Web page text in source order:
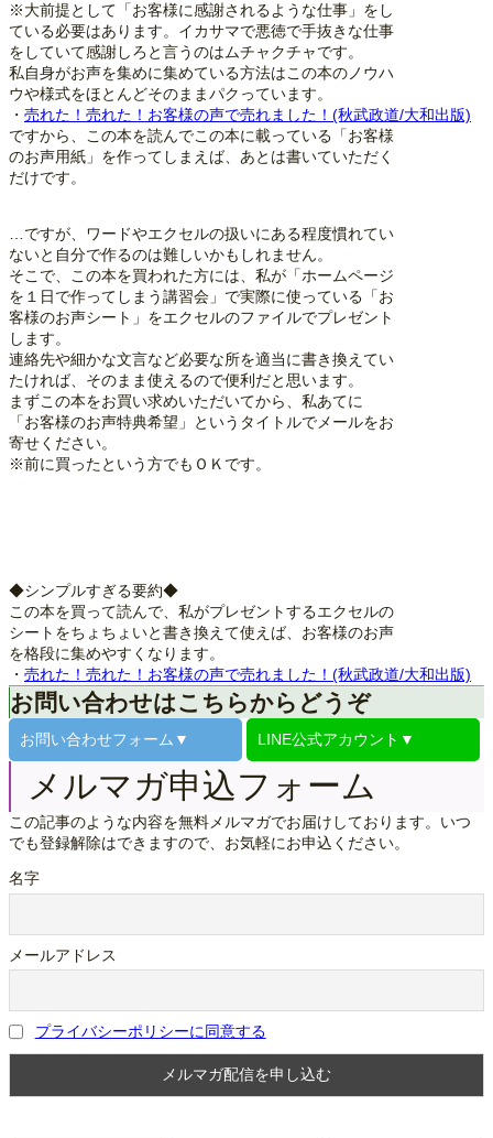
※大前提として「お客様に感謝されるような仕事」をし
ている必要はあります。イカサマで悪徳で手抜きな仕事
をしていて感謝しろと言うのはムチャクチャです。
私自身がお声を集めに集めている方法はこの本のノウハ
ウや様式をほとんどそのままパクっています。
・ 売れた！売れた！お客様の声で売れました！(秋武政道/大和出版)
ですから、この本を読んでこの本に載っている「お客様
のお声用紙」を作ってしまえば、あとは書いていただく
だけです。
…ですが、ワードやエクセルの扱いにある程度慣れてい
ないと自分で作るのは難しいかもしれません。
そこで、この本を買われた方には、私が「ホームページ
を１日で作ってしまう講習会」で実際に使っている「お
客様のお声シート」をエクセルのファイルでプレゼント
します。
連絡先や細かな文言など必要な所を適当に書き換えてい
たければ、そのまま使えるので便利だと思います。
まずこの本をお買い求めいただいてから、私あてに
「お客様のお声特典希望」というタイトルでメールをお
寄せください。
※前に買ったという方でもＯＫです。
◆シンプルすぎる要約◆
この本を買って読んで、私がプレゼントするエクセルの
シートをちょちょいと書き換えて使えば、お客様のお声
を格段に集めやすくなります。
・ 売れた！売れた！お客様の声で売れました！(秋武政道/大和出版)
お問い合わせはこちらからどうぞ
お問い合わせフォーム▼ LINE公式アカウント▼
メルマガ申込フォーム
この記事のような内容を無料メルマガでお届けしております。いつ
でも登録解除はできますので、お気軽にお申込ください。
名字
メールアドレス
プライバシーポリシーに同意する